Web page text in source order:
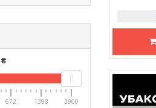
₴
672 1398 3960